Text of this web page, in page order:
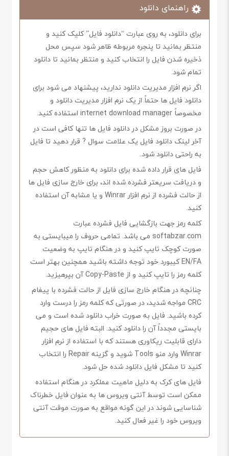
راهنمای دانلود
برای دانلود، به روی عبارت “دانلود فایل” کلیک کنید و
منتظر بمانید تا پنجره مربوطه ظاهر شود سپس محل
ذخیره شدن فایل را انتخاب کنید و منتظر بمانید تا دانلود
تمام شود.
اگر نرم افزار مدیریت دانلود ندارید، پیشنهاد می شود برای
دانلود فایل ها حتماً از یک نرم افزار مدیریت دانلود و
مخصوصاً internet download manager استفاده کنید.
در صورت بروز مشکل در دانلود فایل ها تنها کافی است در
آخر لینک دانلود فایل یک علامت سوال ? قرار دهید تا فایل
به راحتی دانلود شود.
فایل های قرار داده شده برای دانلود به منظور کاهش حجم
و دریافت سریعتر فشرده شده اند، برای خارج سازی فایل ها
از حالت فشرده از نرم افزار Winrar و یا مشابه آن استفاده
کنید.
کلمه رمز جهت بازگشایی فایل فشرده عبارت
softabzar.com می باشد. تمامی حروف را میبایستی به
صورت کوچک تایپ کنید و در هنگام تایپ به وضعیت
EN/FA کیبورد خود توجه داشته باشید همچنین بهتر است
کلمه رمز را تایپ کنید و از Copy-Paste آن بپرهیزید.
چنانچه در هنگام خارج سازی فایل از حالت فشرده با پیغام
CRC مواجه شدید، در صورتی که کلمه رمز را درست وارد
کرده باشید. فایل به صورت خراب دانلود شده است و می
بایستی مجدداً آن را دانلود کنید. البته فایل های حجیم
دارای قابلیت ریکاوری هستند که با استفاده از نرم افزار
Winrar وارد منو Tools شوید و گزینه Repair را انتخاب
کنید تا مشکل فایل دانلود شده حل شود.
فایل های کرک به دلیل ماهیت عملکرد در هنگام استفاده
ممکن است توسط آنتی ویروس ها به عنوان فایل خطرناک
شناسایی شوند در این گونه مواقع به صورت موقت آنتی
ویروس خود را غیر فعال کنید.